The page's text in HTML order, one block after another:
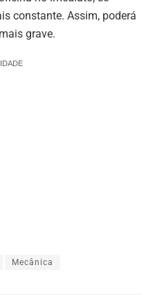
constante. Assim, poderá
grave.
Mecânica